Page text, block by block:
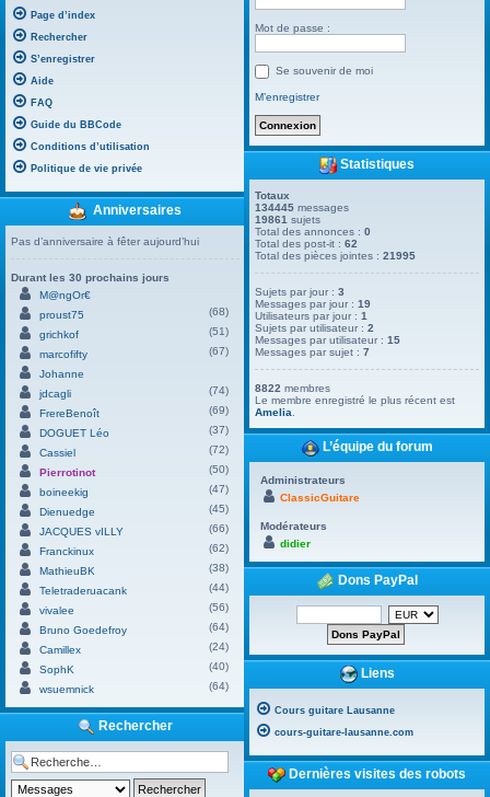
Page d’index
Rechercher
S’enregistrer
Aide
FAQ
Guide du BBCode
Conditions d’utilisation
Politique de vie privée
Anniversaires
Pas d’anniversaire à fêter aujourd’hui
Durant les 30 prochains jours
M@ngOr€
proust75
(68)
grichkof
(51)
marcofifty
(67)
Johanne
jdcagli
(74)
FrereBenoît
(69)
DOGUET Léo
(37)
Cassiel
(72)
Pierrotinot
(50)
boineekig
(47)
Dienuedge
(45)
JACQUES vILLY
(66)
Franckinux
(62)
MathieuBK
(38)
Teletraderuacank
(44)
vivalee
(56)
Bruno Goedefroy
(64)
Camillex
(24)
SophK
(40)
wsuemnick
(64)
Rechercher
Mot de passe :
Se souvenir de moi
M’enregistrer
Statistiques
Totaux
134445 messages
19861 sujets
Total des annonces :0
Total des post-it :62
Total des pièces jointes :21995
Sujets par jour :3
Messages par jour :19
Utilisateurs par jour :1
Sujets par utilisateur :2
Messages par utilisateur :15
Messages par sujet :7
8822 membres
Le membre enregistré le plus récent est
Amelia
L’équipe du forum
Administrateurs
ClassicGuitare
Modérateurs
didier
Dons PayPal
Liens
Cours guitare Lausanne
cours-guitare-lausanne.com
Dernières visites des robots